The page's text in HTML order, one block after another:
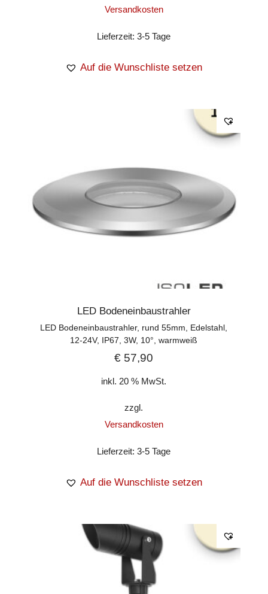
Versandkosten
Lieferzeit:3-5 Tage
Auf die Wunschliste setzen
LED Bodeneinbaustrahler
LED Bodeneinbaustrahler, rund 55mm, Edelstahl,
12-24V, IP67, 3W, 10°, warmweiß
€ 57,90
inkl. 20 % MwSt.
zzgl.
Versandkosten
Lieferzeit:3-5 Tage
Auf die Wunschliste setzen